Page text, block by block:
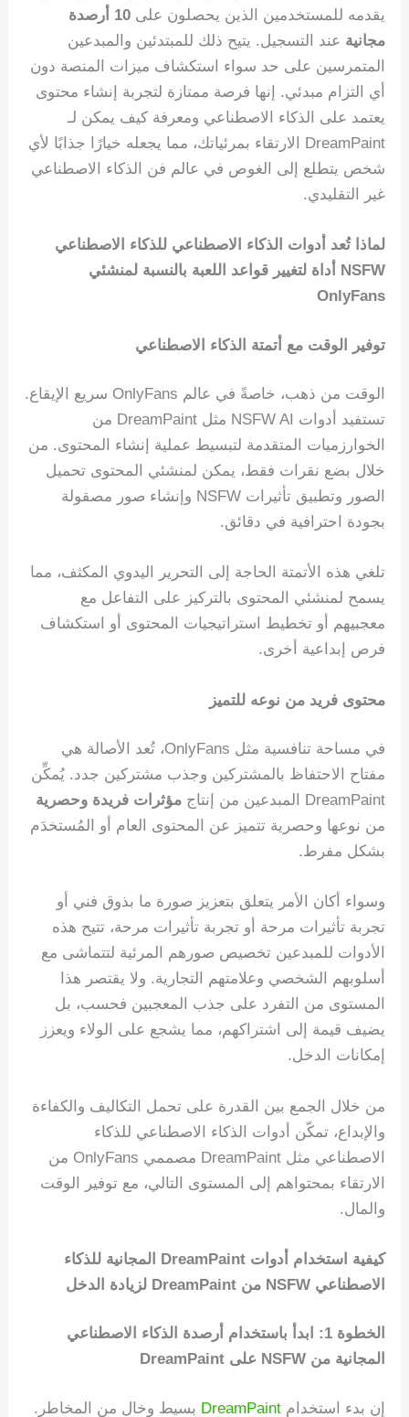
يقدمه للمستخدمين الذين يحصلون على
10 أرصدة
مجانية عند التسجيل. يتيح ذلك للمبتدئين والمبدعين
المتمرسين على حد سواء استكشاف ميزات المنصة دون
أي التزام مبدئي. إنها فرصة ممتازة لتجربة إنشاء محتوى
يعتمد على الذكاء الاصطناعي ومعرفة كيف يمكن لـ
DreamPaint الارتقاء بمرئياتك، مما يجعله خيارًا جذابًا لأي
شخص يتطلع إلى الغوص في عالم فن الذكاء الاصطناعي
غير التقليدي.
لماذا تُعد أدوات الذكاء الاصطناعي للذكاء الاصطناعي
NSFW أداة لتغيير قواعد اللعبة بالنسبة لمنشئي
OnlyFans
توفير الوقت مع أتمتة الذكاء الاصطناعي
الوقت من ذهب، خاصةً في عالم OnlyFans سريع الإيقاع.
تستفيد أدوات NSFW AI مثل DreamPaint من
الخوارزميات المتقدمة لتبسيط عملية إنشاء المحتوى. من
خلال بضع نقرات فقط، يمكن لمنشئي المحتوى تحميل
الصور وتطبيق تأثيرات NSFW وإنشاء صور مصقولة
بجودة احترافية في دقائق.
تلغي هذه الأتمتة الحاجة إلى التحرير اليدوي المكثف، مما
يسمح لمنشئي المحتوى بالتركيز على التفاعل مع
معجبيهم أو تخطيط استراتيجيات المحتوى أو استكشاف
فرص إبداعية أخرى.
محتوى فريد من نوعه للتميز
في مساحة تنافسية مثل OnlyFans، تُعد الأصالة هي
مفتاح الاحتفاظ بالمشتركين وجذب مشتركين جدد. يُمكِّن
DreamPaint المبدعين من إنتاج
مؤثرات فريدة وحصرية
من نوعها وحصرية تتميز عن المحتوى العام أو المُستخدَم
بشكل مفرط.
وسواء أكان الأمر يتعلق بتعزيز صورة ما بذوق فني أو
تجربة تأثيرات مرحة أو تجربة تأثيرات مرحة، تتيح هذه
الأدوات للمبدعين تخصيص صورهم المرئية لتتماشى مع
أسلوبهم الشخصي وعلامتهم التجارية. ولا يقتصر هذا
المستوى من التفرد على جذب المعجبين فحسب، بل
يضيف قيمة إلى اشتراكهم، مما يشجع على الولاء ويعزز
إمكانات الدخل.
من خلال الجمع بين القدرة على تحمل التكاليف والكفاءة
والإبداع، تمكّن أدوات الذكاء الاصطناعي للذكاء
الاصطناعي مثل DreamPaint مصممي OnlyFans من
الارتقاء بمحتواهم إلى المستوى التالي، مع توفير الوقت
والمال.
كيفية استخدام أدوات DreamPaint المجانية للذكاء
الاصطناعي NSFW من DreamPaint لزيادة الدخل
الخطوة 1: ابدأ باستخدام أرصدة الذكاء الاصطناعي
المجانية من NSFW على DreamPaint
إن بدء استخدامDreamPaint بسيط وخالٍ من المخاطر.